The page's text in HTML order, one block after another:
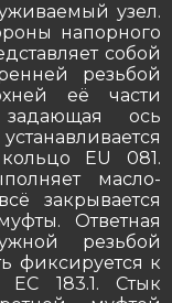
узел.
напорного
собой
резьбой
её части
задающая ось
кольцо EU 081.
масло-
закрывается
Ответная
резьбой
фиксируется к
183.1. Стык